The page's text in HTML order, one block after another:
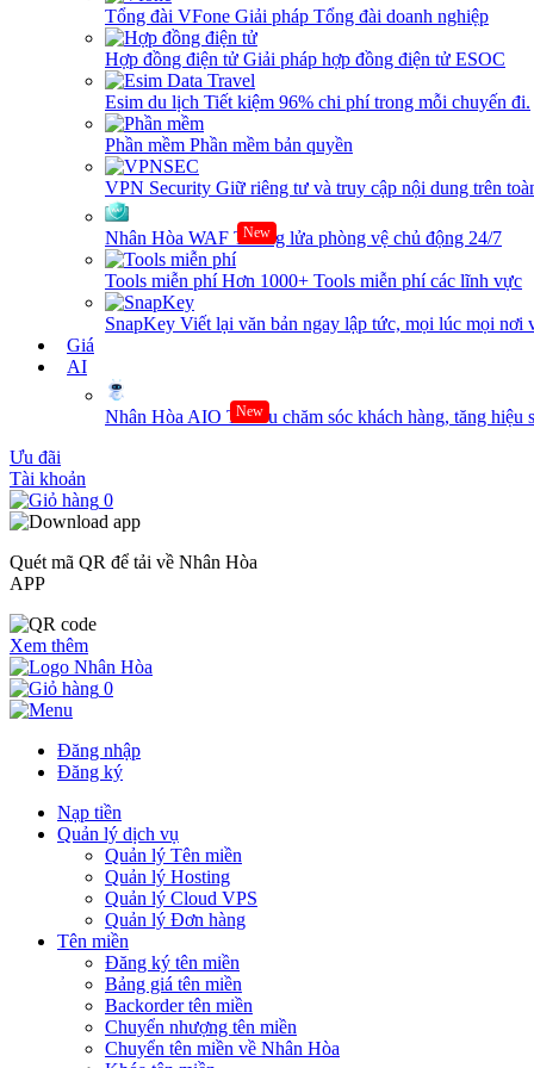
Tổng đài VFone Giải pháp Tổng đài doanh nghiệp
Hợp đồng điện tử Giải pháp hợp đồng điện tử ESOC
Esim du lịch Tiết kiệm 96% chi phí trong mỗi chuyến đi.
Phần mềm Phần mềm bản quyền
VPN Security Giữ riêng tư và truy cập nội dung trên
Nhân Hòa WAF New
Tường lửa phòng vệ chủ động 24/7
Tools miễn phíHơn 1000+ Tools miễn phí các lĩnh vực
SnapKey Viết lại văn bản ngay lập tức, mọi lúc mọi nơi
Giá
AI
Nhân Hòa AIO New
Tối ưu chăm sóc khách hàng, tăng hiệu
Ưu đãi
Tài khoản
0
Quét mã QR để tải về Nhân Hòa
APP
Xem thêm
0
Đăng nhập
Đăng ký
Nạp tiền
Quản lý dịch vụ
Quản lý Tên miền
Quản lý Hosting
Quản lý Cloud VPS
Quản lý Đơn hàng
Tên miền
Đăng ký tên miền
Bảng giá tên miền
Backorder tên miền
Chuyển nhượng tên miền
Chuyển tên miền về Nhân Hòa